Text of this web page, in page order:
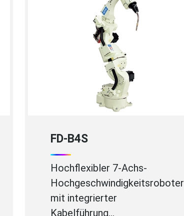
FD-B4S
Hochflexibler 7-Achs-
Hochgeschwindigkeitsroboter
mit integrierter
Kabelführung…